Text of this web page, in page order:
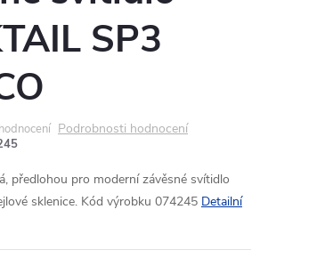
SP3
Podrobnosti hodnocení
předlohou pro moderní závěsné svítidlo
sklenice. Kód výrobku 074245 Detailní